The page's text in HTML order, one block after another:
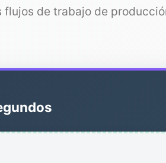
flujos de trabajo de